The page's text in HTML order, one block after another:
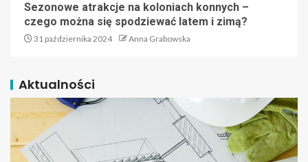
Sezonowe atrakcje na koloniach konnych –
czego można się spodziewać latem i zimą?
31 października 2024 Anna Grabowska
Aktualności